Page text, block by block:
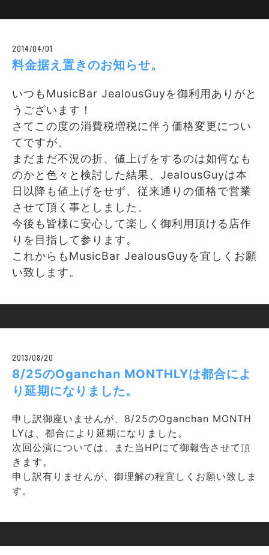
2014/04/01
料金据え置きのお知らせ。
いつもMusicBar JealousGuyを御利用ありがと
うございます！
さてこの度の消費税増税に伴う価格変更につい
てですが、
まだまだ不況の折、値上げをするのは如何なも
のかと色々と検討した結果、JealousGuyは本
日以降も値上げをせず、従来通りの価格で営業
させて頂く事としました。
今後も皆様に安心して楽しく御利用頂ける店作
りを目指して参ります。
これからもMusicBar JealousGuyを宜しくお願
い致します。
2013/08/20
8/25のOganchan MONTHLYは都合によ
り延期になりました。
申し訳御座いませんが、8/25のOganchan MONTH
LYは、都合により延期になりました。
次回公演については、また当HPにて御報告させて頂
きます。
申し訳有りませんが、御理解の程宜しくお願い致しま
す。